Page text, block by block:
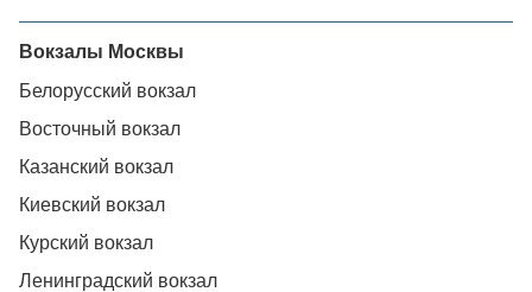
Вокзалы Москвы
Белорусский вокзал
Восточный вокзал
Казанский вокзал
Киевский вокзал
Курский вокзал
Ленинградский вокзал